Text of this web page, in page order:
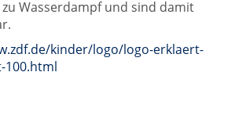
Wasserdampf und sind damit
kinder/logo/logo-erklaert-
100.html